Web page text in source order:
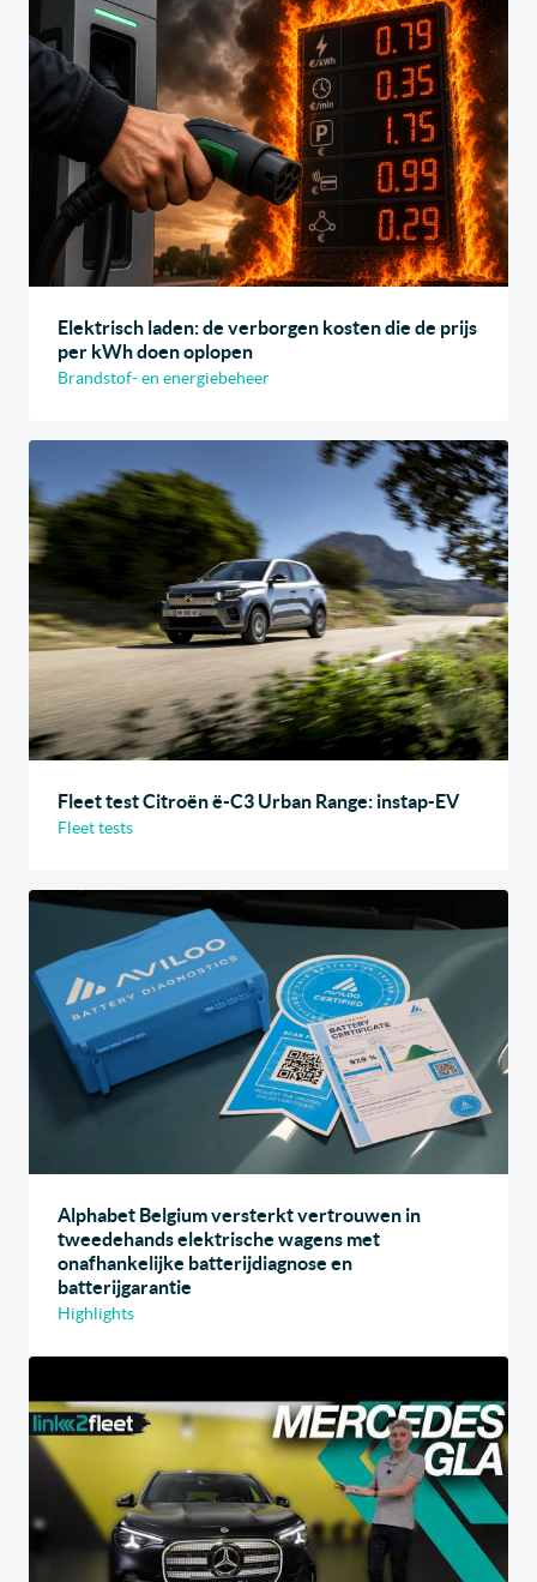
Elektrisch laden: de verborgen kosten die de prijs
per kWh doen oplopen
Brandstof- en energiebeheer
Fleet test Citroën ë-C3 Urban Range: instap-EV
Fleet tests
Alphabet Belgium versterkt vertrouwen in
tweedehands elektrische wagens met
onafhankelijke batterijdiagnose en
batterijgarantie
Highlights